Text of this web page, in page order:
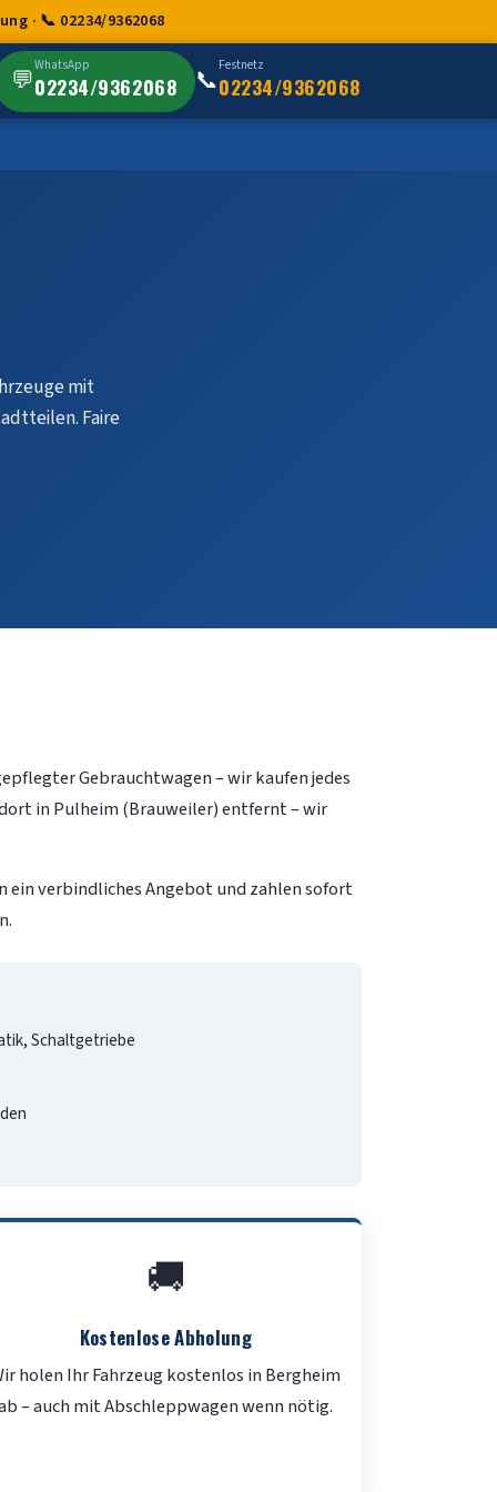
· 📞 02234/9362068
💬WhatsApp
02234/9362068 📞 Festnetz
02234/9362068
mit
Faire
Gebrauchtwagen – wir kaufen jedes
in Pulheim (Brauweiler) entfernt – wir
ein verbindliches Angebot und zahlen sofort
Schaltgetriebe
🚚
Kostenlose Abholung
holen Ihr Fahrzeug kostenlos in Bergheim
– auch mit Abschleppwagen wenn nötig.